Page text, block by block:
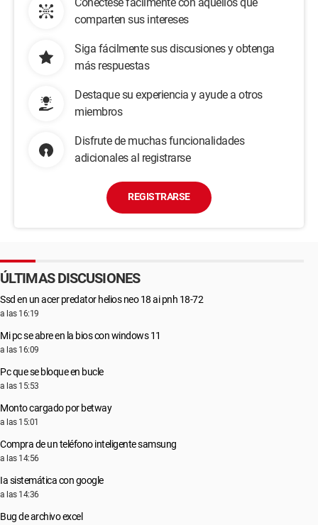
comparten sus intereses
Siga fácilmente sus discusiones y obtenga
más respuestas
Destaque su experiencia y ayude a otros
miembros
Disfrute de muchas funcionalidades
adicionales al registrarse
REGISTRARSE
ÚLTIMAS DISCUSIONES
Ssd en un acer predator helios neo 18 ai pnh 18-72
a las 16:19
Mi pc se abre en la bios con windows 11
a las 16:09
Pc que se bloque en bucle
a las 15:53
Monto cargado por betway
a las 15:01
Compra de un teléfono inteligente samsung
a las 14:56
Ia sistemática con google
a las 14:36
Bug de archivo excel